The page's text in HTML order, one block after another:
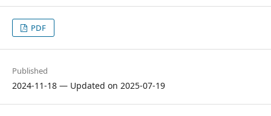
PDF
Published
2024-11-18 — Updated on 2025-07-19